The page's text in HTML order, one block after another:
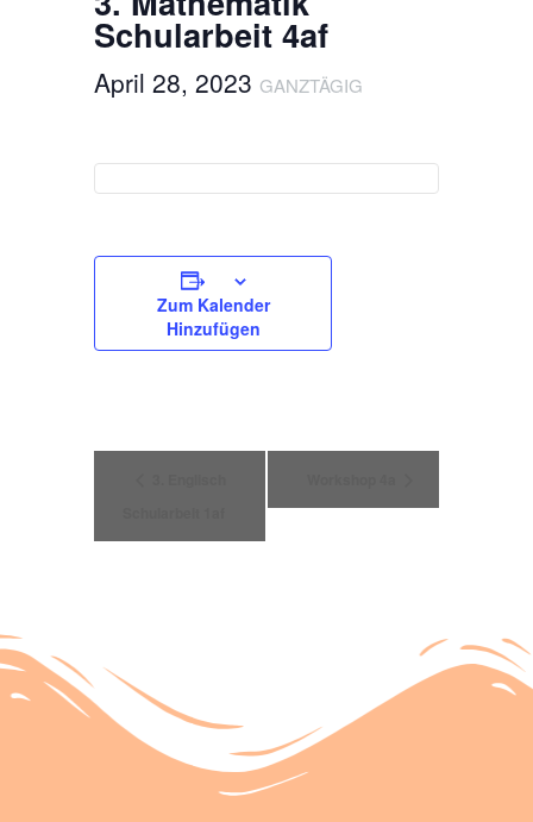
Schularbeit 4af
April 28, 2023 GANZTÄGIG
Zum Kalender
Hinzufügen
Navigation